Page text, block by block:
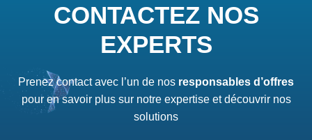
CONTACTEZ NOS
EXPERTS
Prenez contact avec l’un de nos responsables d’offres
pour en savoir plus sur notre expertise et découvrir nos
solutions